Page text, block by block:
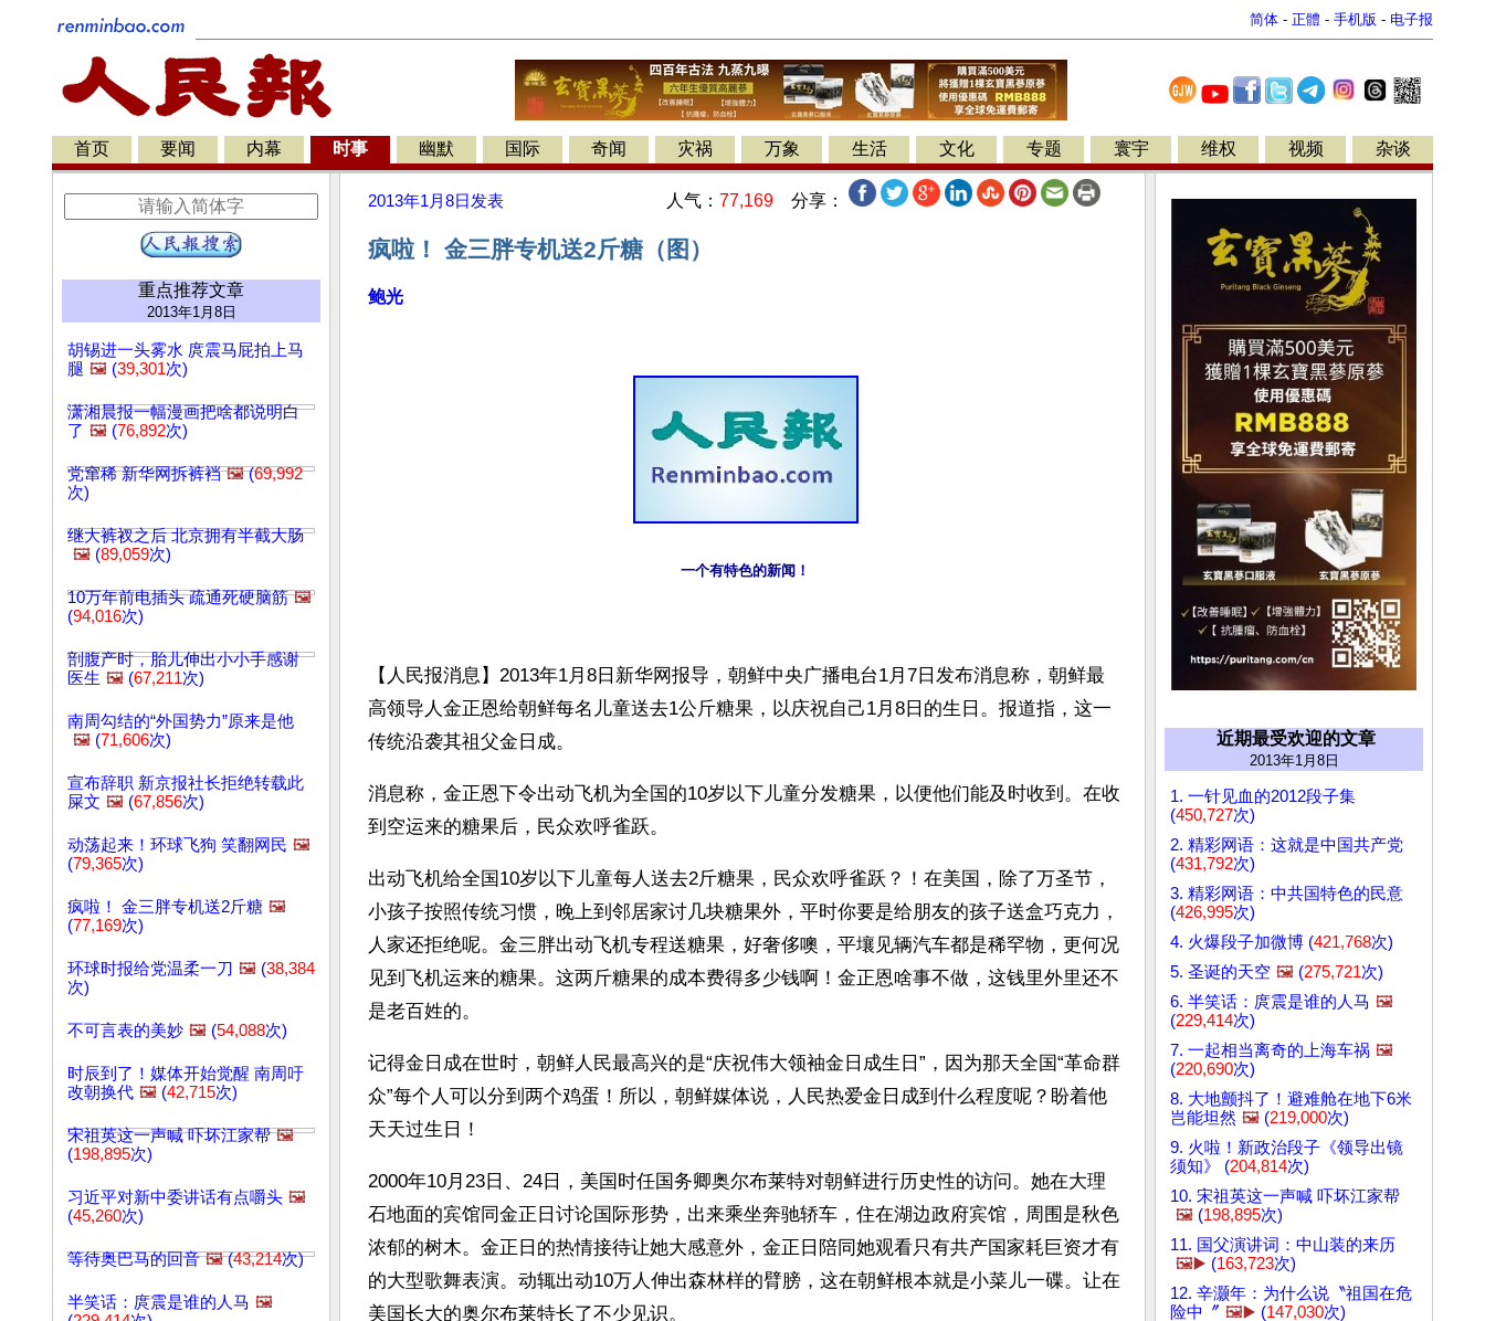
简体 - 正體 - 手机版 - 电子报
首页 要闻 内幕 时事 幽默 国际 奇闻 灾祸 万象 生活 文化 专题 寰宇 维权 视频 杂谈
重点推荐文章
2013年1月8日
胡锡进一头雾水 庹震马屁拍上马
腿 🖼️ (39,301次)
潇湘晨报一幅漫画把啥都说明白
了 🖼️ (76,892次)
党窜稀 新华网拆裤裆 🖼️(69,992
次)
继大裤衩之后 北京拥有半截大肠
🖼️ (89,059次)
10万年前电插头 疏通死硬脑筋 🖼️
(94,016次)
剖腹产时，胎儿伸出小小手感谢
医生 🖼️ (67,211次)
南周勾结的“外国势力”原来是他
🖼️ (71,606次)
宣布辞职 新京报社长拒绝转载此
屎文 🖼️ (67,856次)
动荡起来！环球飞狗 笑翻网民 🖼️
(79,365次)
疯啦！ 金三胖专机送2斤糖 🖼️
(77,169次)
环球时报给党温柔一刀 🖼️ (38,384
次)
不可言表的美妙 🖼️ (54,088次)
时辰到了！媒体开始觉醒 南周吁
改朝换代 🖼️ (42,715次)
宋祖英这一声喊 吓坏江家帮 🖼️
(198,895次)
习近平对新中委讲话有点嚼头 🖼️
(45,260次)
等待奥巴马的回音 🖼️(43,214次)
半笑话：庹震是谁的人马 🖼️
2013年1月8日 发表 人气： 77,169 分享：
疯啦！ 金三胖专机送2斤糖（图）
鲍光
一个有特色的新闻！
【人民报消息】2013年1月8日新华网报导，朝鲜中央广播电台1月7日发布消息称，朝鲜最
高领导人金正恩给朝鲜每名儿童送去1公斤糖果，以庆祝自己1月8日的生日。报道指，这一
传统沿袭其祖父金日成。
消息称，金正恩下令出动飞机为全国的10岁以下儿童分发糖果，以便他们能及时收到。在收
到空运来的糖果后，民众欢呼雀跃。
出动飞机给全国10岁以下儿童每人送去2斤糖果，民众欢呼雀跃？！在美国，除了万圣节，
小孩子按照传统习惯，晚上到邻居家讨几块糖果外，平时你要是给朋友的孩子送盒巧克力，
人家还拒绝呢。金三胖出动飞机专程送糖果，好奢侈噢，平壤见辆汽车都是稀罕物，更何况
见到飞机运来的糖果。这两斤糖果的成本费得多少钱啊！金正恩啥事不做，这钱里外里还不
是老百姓的。
记得金日成在世时，朝鲜人民最高兴的是“庆祝伟大领袖金日成生日”，因为那天全国“革命群
众”每个人可以分到两个鸡蛋！所以，朝鲜媒体说，人民热爱金日成到什么程度呢？盼着他
天天过生日！
2000年10月23日、24日，美国时任国务卿奥尔布莱特对朝鲜进行历史性的访问。她在大理
石地面的宾馆同金正日讨论国际形势，出来乘坐奔驰轿车，住在湖边政府宾馆，周围是秋色
浓郁的树木。金正日的热情接待让她大感意外，金正日陪同她观看只有共产国家耗巨资才有
的大型歌舞表演。动辄出动10万人伸出森林样的臂膀，这在朝鲜根本就是小菜儿一碟。让在
美国长大的奥尔布莱特长了不少见识。
近期最受欢迎的文章
2013年1月8日
1. 一针见血的2012段子集
(450,727次)
2. 精彩网语：这就是中国共产党
(431,792次)
3. 精彩网语：中共国特色的民意
(426,995次)
4. 火爆段子加微博 (421,768次)
5. 圣诞的天空 🖼️ (275,721次)
6. 半笑话：庹震是谁的人马 🖼️
(229,414次)
7. 一起相当离奇的上海车祸 🖼️
(220,690次)
8. 大地颤抖了！避难舱在地下6米
岂能坦然 🖼️ (219,000次)
9. 火啦！新政治段子《领导出镜
须知》 (204,814次)
10. 宋祖英这一声喊 吓坏江家帮
🖼️ (198,895次)
11. 国父演讲词：中山装的来历
🖼️▶️ (163,723次)
12. 辛灏年：为什么说〝祖国在危
险中〞 🖼️▶️ (147,030次)